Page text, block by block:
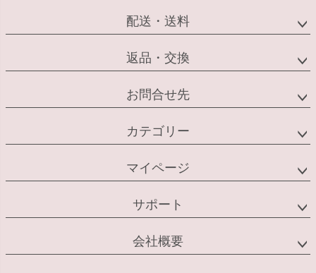
配送・送料
返品・交換
お問合せ先
カテゴリー
マイページ
サポート
会社概要